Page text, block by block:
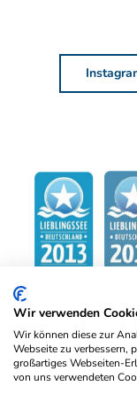
Wir verwenden
Wir können diese zur
Webseite zu verbessern,
großartiges Webseiten-
von uns verwendeten